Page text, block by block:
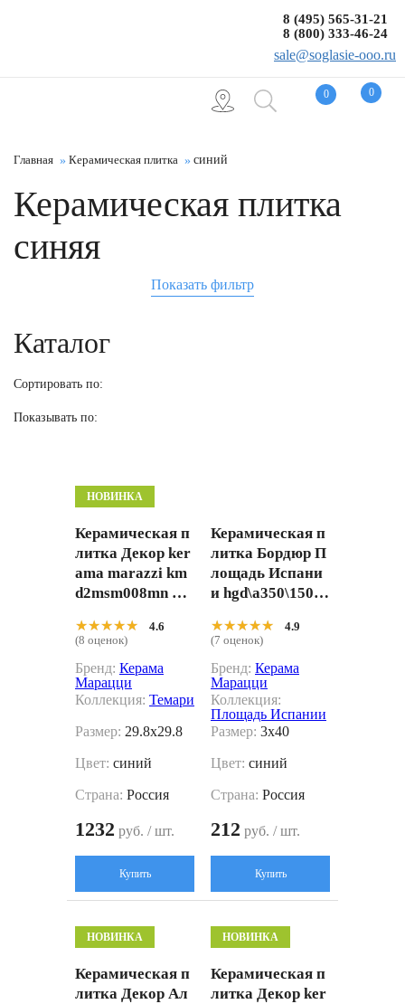
0 0
8 (495) 565-31-21
8 (800) 333-46-24
sale@soglasie-ooo.ru
Главная Керамическая плитка синий
Керамическая плитка
синяя
Показать фильтр
Каталог
Сортировать по:
Показывать по:
НОВИНКА
Керамическая п
литка Декор ker
ama marazzi km
d2msm008mn Те
й микс синий ма
товый 29.8x29.8
★★★★★
★★★★★
4.6
(8 оценок)
Бренд: Керама
Марацци
Коллекция: Темари
Размер: 29.8x29.8
Цвет: синий
Страна: Россия
1232 руб. / шт.
Купить
Керамическая п
литка Бордюр П
лощадь Испани
и hgd\a350\15050
★★★★★
★★★★★
4.9
(7 оценок)
Бренд: Керама
Марацци
Коллекция:
Площадь Испании
Размер: 3x40
Цвет: синий
Страна: Россия
212 руб. / шт.
Купить
НОВИНКА
Керамическая п
литка Декор Ал
НОВИНКА
Керамическая п
литка Декор ker